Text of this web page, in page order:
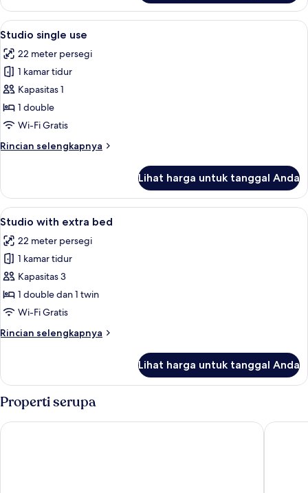
Studio
Lihat
semua
foto
untuk
Studio
single
use
Seprai premium, selimut bulu angsa,
12
Studio single use
22 meter persegi
1 kamar tidur
Kapasitas 1
1 double
Wi-Fi Gratis
Rincian selengkapnya
Rincian
Studio
single
use
Lihat harga untuk tanggal Anda
Lihat
semua
foto
untuk
Studio
with
extra
Seprai premium, selimut bulu angsa,
10
Studio with extra bed
22 meter persegi
1 kamar tidur
Kapasitas 3
1 double dan 1 twin
Wi-Fi Gratis
Rincian selengkapnya
Rincian
Studio
extra
Lihat harga untuk tanggal Anda
Properti serupa
TURIM Terreiro do Paço Hotel Rossio